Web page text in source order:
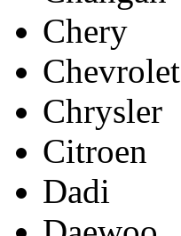
Chery
Chevrolet
Chrysler
Citroen
Dadi